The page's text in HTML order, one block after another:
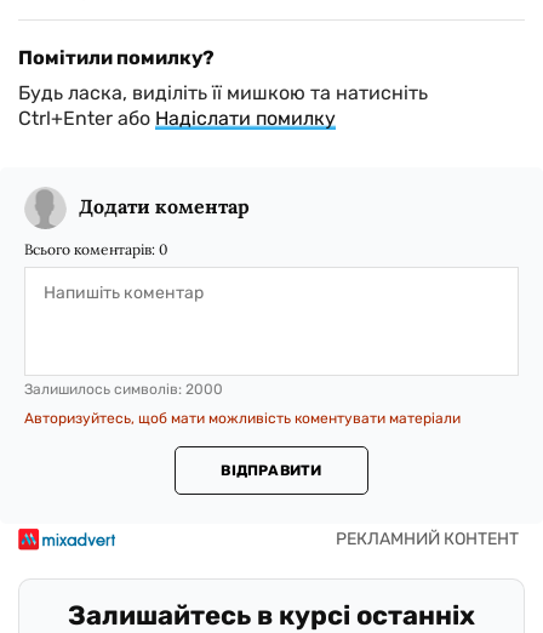
Помітили помилку?
Будь ласка, виділіть її мишкою та натисніть
Ctrl+Enter або Надіслати помилку
Додати коментар
Всього коментарів: 0
Залишилось символів: 2000
Авторизуйтесь, щоб мати можливість коментувати матеріали
ВІДПРАВИТИ
Залишайтесь в курсі останніх